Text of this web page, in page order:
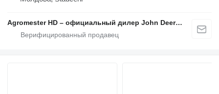
Agromester HD – официальный дилер John Deere в Молдове